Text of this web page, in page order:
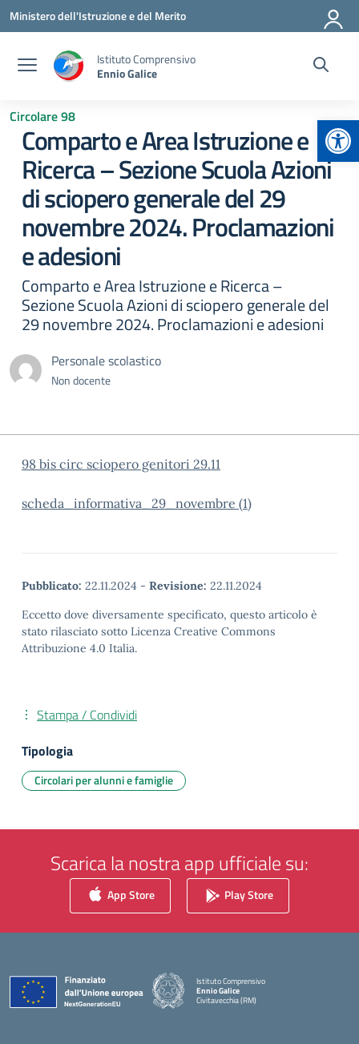
Vai ai contenuti
Vai al menu di navigazione
Vai al footer
Ministero dell'Istruzione e del Merito
Istituto Comprensivo
Ennio Galice
Circolare 98
Comparto e Area Istruzione e
Ricerca – Sezione Scuola Azioni
di sciopero generale del 29
novembre 2024. Proclamazioni
e adesioni
Comparto e Area Istruzione e Ricerca –
Sezione Scuola Azioni di sciopero generale del
29 novembre 2024. Proclamazioni e adesioni
Personale scolastico
Non docente
98 bis circ sciopero genitori 29.11
scheda_informativa_29_novembre (1)
Pubblicato: 22.11.2024 - Revisione: 22.11.2024
Eccetto dove diversamente specificato, questo articolo è
stato rilasciato sotto Licenza Creative Commons
Attribuzione 4.0 Italia.
Stampa / Condividi
Tipologia
Circolari per alunni e famiglie
Scarica la nostra app ufficiale su:
App Store Play Store
Istituto Comprensivo
Ennio Galice
Civitavecchia (RM)